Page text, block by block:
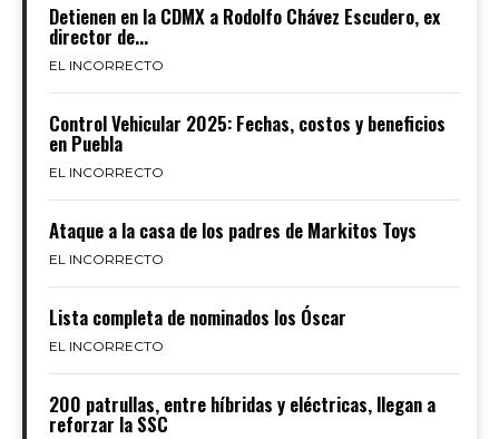
Detienen en la CDMX a Rodolfo Chávez Escudero, ex
director de...
EL INCORRECTO
Control Vehicular 2025: Fechas, costos y beneficios
en Puebla
EL INCORRECTO
Ataque a la casa de los padres de Markitos Toys
EL INCORRECTO
Lista completa de nominados los Óscar
EL INCORRECTO
200 patrullas, entre híbridas y eléctricas, llegan a
reforzar la SSC